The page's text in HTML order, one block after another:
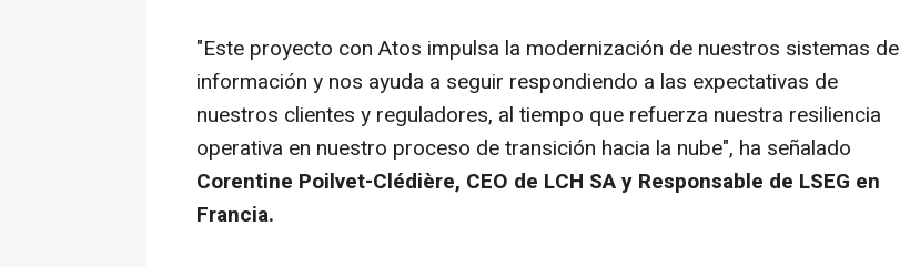
"Este proyecto con Atos impulsa la modernización de nuestros sistemas de
información y nos ayuda a seguir respondiendo a las expectativas de
nuestros clientes y reguladores, al tiempo que refuerza nuestra resiliencia
operativa en nuestro proceso de transición hacia la nube", ha señalado
Corentine Poilvet-Clédière, CEO de LCH SA y Responsable de LSEG en
Francia.